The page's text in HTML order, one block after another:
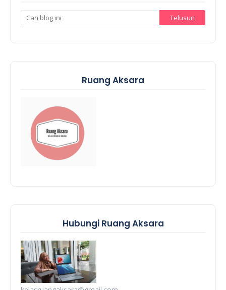
Ruang Aksara
Hubungi Ruang Aksara